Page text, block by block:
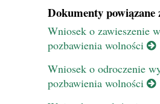
Dokumenty powiązane
Wniosek o zawieszenie
pozbawienia wolności
Wniosek o odroczenie
pozbawienia wolności